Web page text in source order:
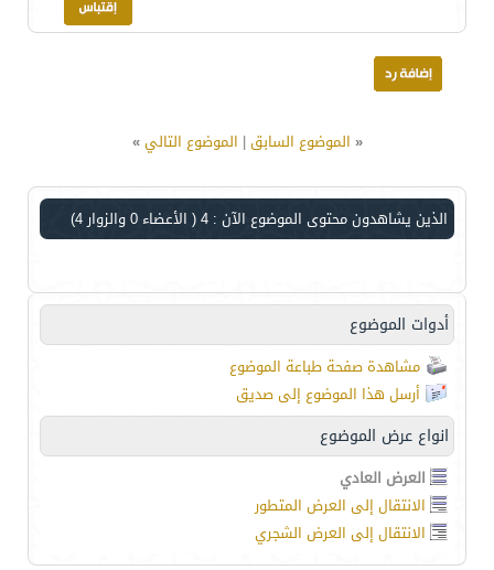
« الموضوع السابق| الموضوع التالي»
الذين يشاهدون محتوى الموضوع الآن : 4 ( الأعضاء 0 والزوار 4)
أدوات الموضوع
مشاهدة صفحة طباعة الموضوع
أرسل هذا الموضوع إلى صديق
انواع عرض الموضوع
العرض العادي
الانتقال إلى العرض المتطور
الانتقال إلى العرض الشجري